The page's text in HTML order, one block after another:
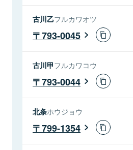
古川乙フルカワオツ
793-0045
古川甲フルカワコウ
793-0044
北条ホウジョウ
799-1354